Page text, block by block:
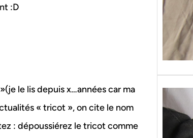
:D
le lis depuis x…années car ma
« tricot », on cite le nom
: dépoussiérez le tricot comme